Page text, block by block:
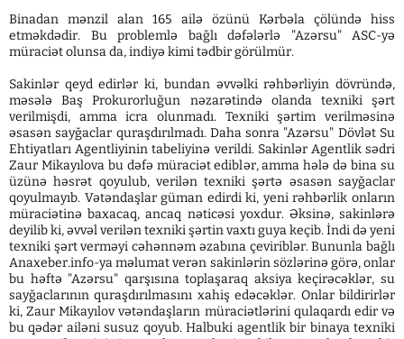
Binadan mənzil alan 165 ailə özünü Kərbəla çölündə hiss
etməkdədir. Bu problemlə bağlı dəfələrlə "Azərsu" ASC-yə
müraciət olunsa da, indiyə kimi tədbir görülmür.
Sakinlər qeyd edirlər ki, bundan əvvəlki rəhbərliyin dövründə,
məsələ Baş Prokurorluğun nəzarətində olanda texniki şərt
verilmişdi, amma icra olunmadı. Texniki şərtim verilməsinə
əsasən sayğaclar quraşdırılmadı. Daha sonra "Azərsu" Dövlət Su
Ehtiyatları Agentliyinin tabeliyinə verildi. Sakinlər Agentlik sədri
Zaur Mikayılova bu dəfə müraciət ediblər, amma hələ də bina su
üzünə həsrət qoyulub, verilən texniki şərtə əsasən sayğaclar
qoyulmayıb. Vətəndaşlar güman edirdi ki, yeni rəhbərlik onların
müraciətinə baxacaq, ancaq nəticəsi yoxdur. Əksinə, sakinlərə
deyilib ki, əvvəl verilən texniki şərtin vaxtı guya keçib. İndi də yeni
texniki şərt verməyi cəhənnəm əzabına çeviriblər. Bununla bağlı
Anaxeber.info-ya məlumat verən sakinlərin sözlərinə görə, onlar
bu həftə "Azərsu" qarşısına toplaşaraq aksiya keçirəcəklər, su
sayğaclarının quraşdırılmasını xahiş edəcəklər. Onlar bildirirlər
ki, Zaur Mikayılov vətəndaşların müraciətlərini qulaqardı edir və
bu qədər ailəni susuz qoyub. Halbuki agentlik bir binaya texniki